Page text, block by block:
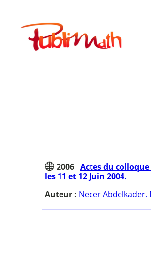
contenuPublimath
2006 Actes du colloque
les 11 et 12 Juin 2004.
Auteur : Necer Abdelkader.